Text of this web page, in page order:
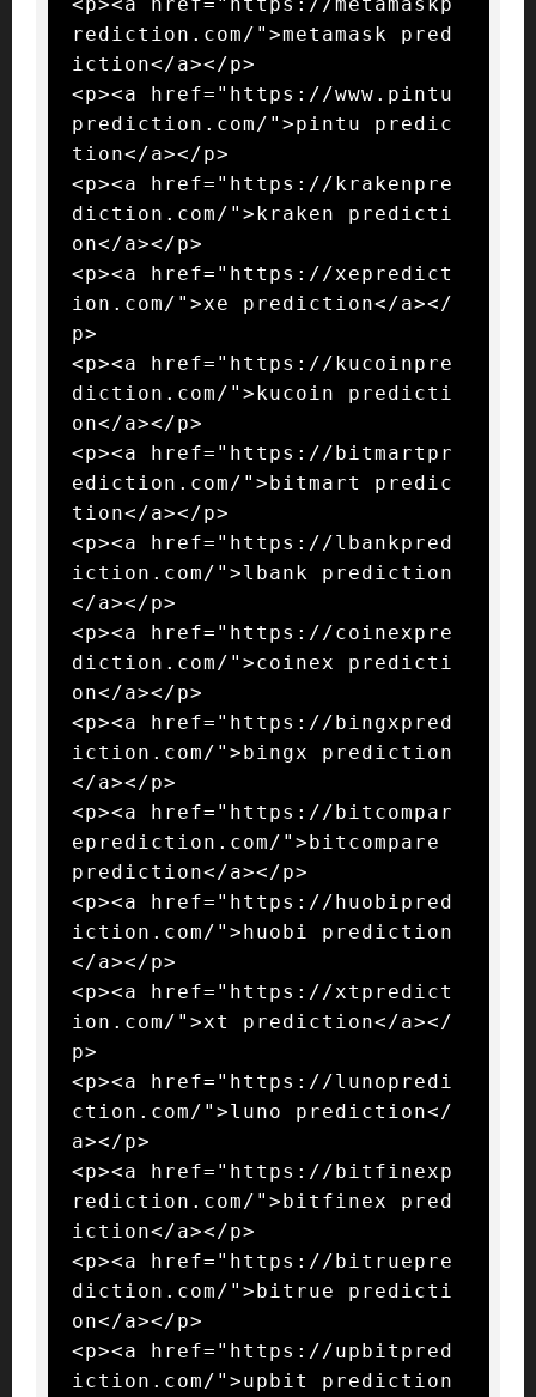
rediction.com/">metamask pred
iction</a></p>
<p><a href="https://www.pintu
prediction.com/">pintu predic
tion</a></p>
<p><a href="https://krakenpre
diction.com/">kraken predicti
on</a></p>
<p><a href="https://xepredict
ion.com/">xe prediction</a></
p>
<p><a href="https://kucoinpre
diction.com/">kucoin predicti
on</a></p>
<p><a href="https://bitmartpr
ediction.com/">bitmart predic
tion</a></p>
<p><a href="https://lbankpred
iction.com/">lbank prediction
</a></p>
<p><a href="https://coinexpre
diction.com/">coinex predicti
on</a></p>
<p><a href="https://bingxpred
iction.com/">bingx prediction
</a></p>
<p><a href="https://bitcompar
eprediction.com/">bitcompare
prediction</a></p>
<p><a href="https://huobipred
iction.com/">huobi prediction
</a></p>
<p><a href="https://xtpredict
ion.com/">xt prediction</a></
p>
<p><a href="https://lunopredi
ction.com/">luno prediction</
a></p>
<p><a href="https://bitfinexp
rediction.com/">bitfinex pred
iction</a></p>
<p><a href="https://bitruepre
diction.com/">bitrue predicti
on</a></p>
<p><a href="https://upbitpred
iction.com/">upbit prediction